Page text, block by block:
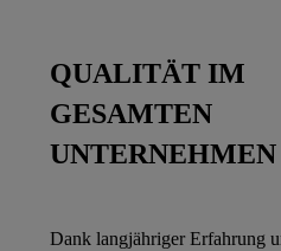
QUALITÄT IM
GESAMTEN
UNTERNEHMEN
Dank langjähriger Erfahrung